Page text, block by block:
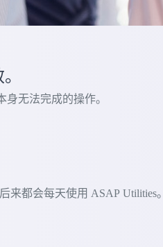
身无法完成的操作。
来都会每天使用 ASAP Utilities。